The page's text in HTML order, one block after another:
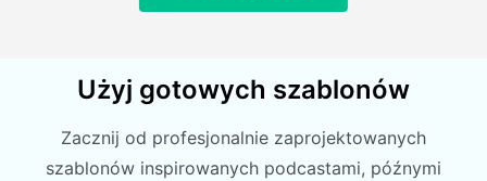
Użyj gotowych szablonów
Zacznij od profesjonalnie zaprojektowanych
szablonów inspirowanych podcastami, późnymi